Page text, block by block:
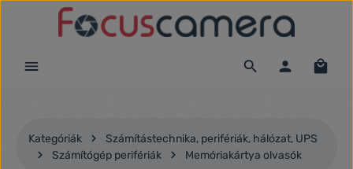
Ugrás a fő tartalomra
Kategóriák
Számítástechnika, perifériák, hálózat, UPS
Számítógép perifériák
Memóriakártya olvasók